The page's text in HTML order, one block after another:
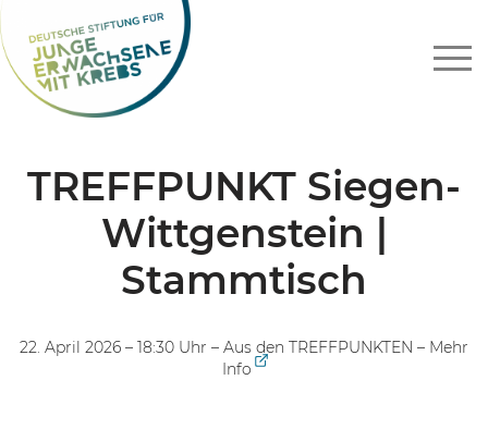
Zum
Inhalt
TREFFPUNKT Siegen-
Wittgenstein |
Stammtisch
22. April 2026 – 18:30 Uhr – Aus den TREFFPUNKTEN – Mehr
Info